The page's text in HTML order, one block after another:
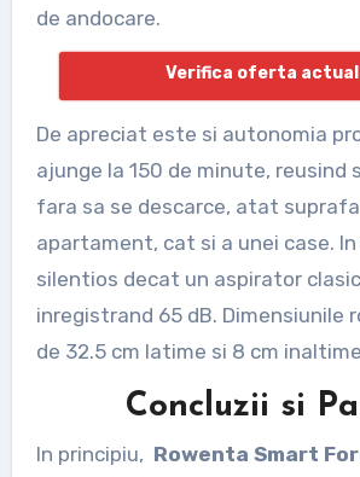
de andocare.
Verifica oferta
De apreciat este si autonomia
ajunge la 150 de minute, reusind
fara sa se descarce, atat
apartament, cat si a unei case.
silentios decat un aspirator
inregistrand 65 dB. Dimensiunile
de 32.5 cm latime si 8 cm
Concluzii si
In principiu, Rowenta Smart